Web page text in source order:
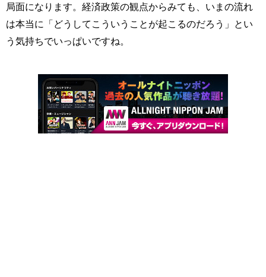
局面になります。経済政策の観点からみても、いまの流れ
は本当に「どうしてこういうことが起こるのだろう」とい
う気持ちでいっぱいですね。